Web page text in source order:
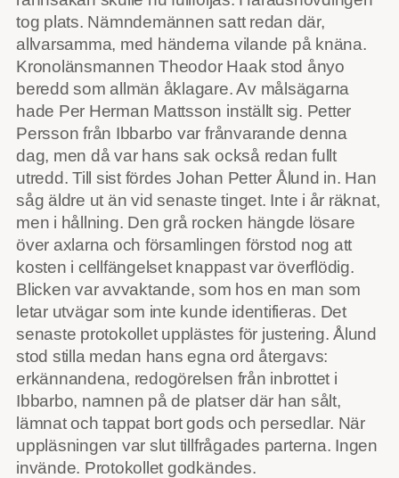
tog plats. Nämndemännen satt redan där,
allvarsamma, med händerna vilande på knäna.
Kronolänsmannen Theodor Haak stod ånyo
beredd som allmän åklagare. Av målsägarna
hade Per Herman Mattsson inställt sig. Petter
Persson från Ibbarbo var frånvarande denna
dag, men då var hans sak också redan fullt
utredd. Till sist fördes Johan Petter Ålund in. Han
såg äldre ut än vid senaste tinget. Inte i år räknat,
men i hållning. Den grå rocken hängde lösare
över axlarna och församlingen förstod nog att
kosten i cellfängelset knappast var överflödig.
Blicken var avvaktande, som hos en man som
letar utvägar som inte kunde identifieras. Det
senaste protokollet upplästes för justering. Ålund
stod stilla medan hans egna ord återgavs:
erkännandena, redogörelsen från inbrottet i
Ibbarbo, namnen på de platser där han sålt,
lämnat och tappat bort gods och persedlar. När
uppläsningen var slut tillfrågades parterna. Ingen
invände. Protokollet godkändes.